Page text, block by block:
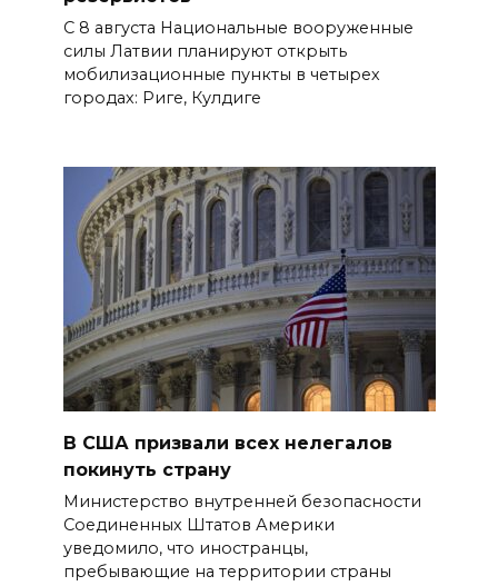
С 8 августа Национальные вооруженные
силы Латвии планируют открыть
мобилизационные пункты в четырех
городах: Риге, Кулдиге
В США призвали всех нелегалов
покинуть страну
Министерство внутренней безопасности
Соединенных Штатов Америки
уведомило, что иностранцы,
пребывающие на территории страны